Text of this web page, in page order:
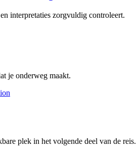
interpretaties zorgvuldig controleert.
je onderweg maakt.
plek in het volgende deel van de reis.